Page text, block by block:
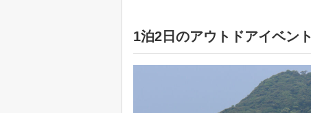
1泊2日のアウトドアイベント